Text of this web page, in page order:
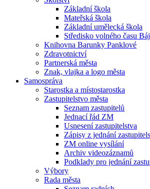
Základní škola
Mateřská škola
Základní umělecká škola
Středisko volného času
Knihovna Barunky Panklové
Zdravotnictví
Partnerská města
Znak, vlajka a logo města
Samospráva
Starostka a místostarostka
Zastupitelstvo města
Seznam zastupitelů
Jednací řád ZM
Usnesení zastupitelstva
Zápisy z jednání
ZM online vysílání
Archiv videozáznamů
Podklady pro jednání
Výbory
Rada města